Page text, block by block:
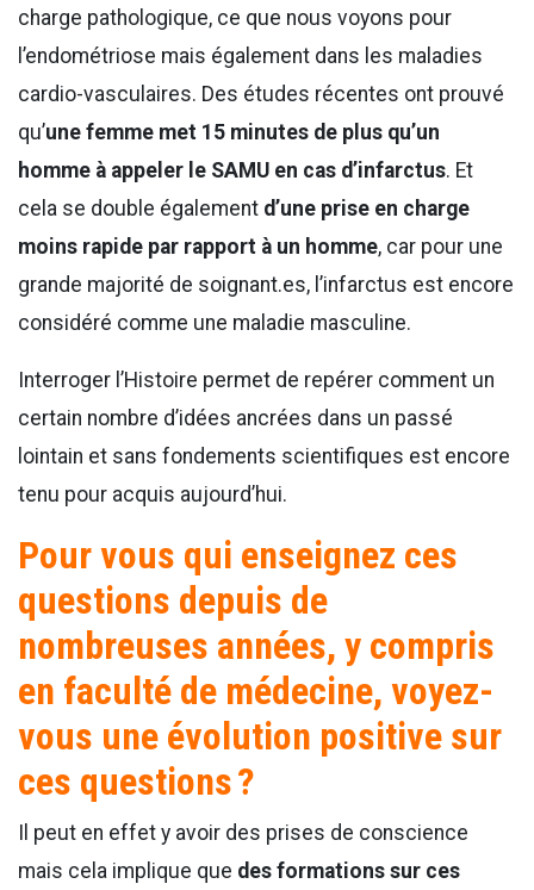
charge pathologique, ce que nous voyons pour
l’endométriose mais également dans les maladies
cardio-vasculaires. Des études récentes ont prouvé
qu’une femme met 15 minutes de plus qu’un
homme à appeler le SAMU en cas d’infarctus. Et
cela se double également d’une prise en charge
moins rapide par rapport à un homme, car pour une
grande majorité de soignant.es, l’infarctus est encore
considéré comme une maladie masculine.
Interroger l’Histoire permet de repérer comment un
certain nombre d’idées ancrées dans un passé
lointain et sans fondements scientifiques est encore
tenu pour acquis aujourd’hui.
Pour vous qui enseignez ces
questions depuis de
nombreuses années, y compris
en faculté de médecine, voyez-
vous une évolution positive sur
ces questions ?
Il peut en effet y avoir des prises de conscience
mais cela implique que des formations sur ces